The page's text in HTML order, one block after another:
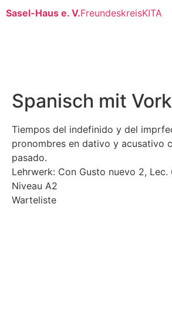
Sasel-Haus e. V.FreundeskreisKITA
Spanisch mit
Tiempos del indefinido y del
pronombres en dativo y acusativo
pasado.
Lehrwerk: Con Gusto nuevo 2, Lec.
Niveau A2
Warteliste